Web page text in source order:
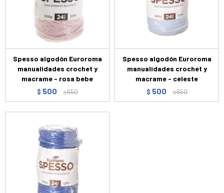
Spesso algodón Euroroma
manualidades crochet y
macrame - rosa bebe
$ 500 $650
Spesso algodón Euroroma
manualidades crochet y
macrame - celeste
$ 500 $650